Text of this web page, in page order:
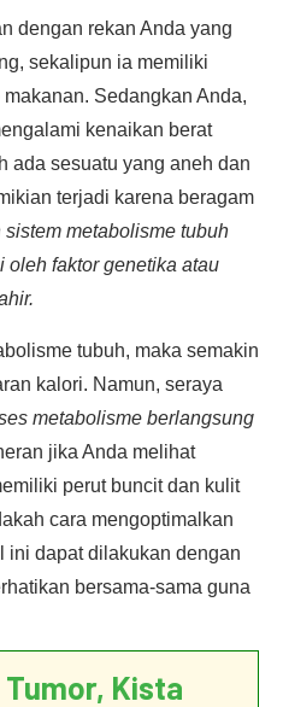
dengan rekan Anda yang
sekalipun ia memiliki
Sedangkan Anda,
kenaikan berat
ada sesuatu yang aneh dan
terjadi karena beragam
metabolisme tubuh
oleh faktor genetika atau
tubuh, maka semakin
kalori. Namun, seraya
metabolisme berlangsung
jika Anda melihat
perut buncit dan kulit
cara mengoptimalkan
ini dapat dilakukan dengan
bersama-sama guna
Tumor, Kista